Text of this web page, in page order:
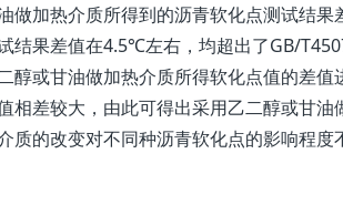
做加热介质所得到的沥青软化点测试结
结果差值在4.5℃左右，均超出了GB/
醇或甘油做加热介质所得软化点值的差
相差较大，由此可得出采用乙二醇或甘
的改变对不同种沥青软化点的影响程度